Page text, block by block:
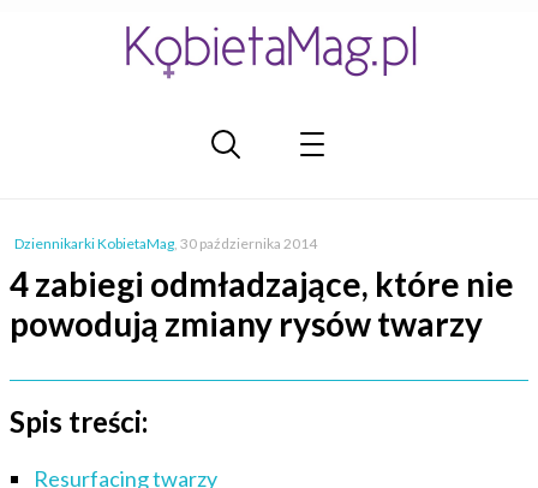
Dziennikarki KobietaMag, 30 października 2014
4 zabiegi odmładzające, które nie
powodują zmiany rysów twarzy
Spis treści:
Resurfacing twarzy